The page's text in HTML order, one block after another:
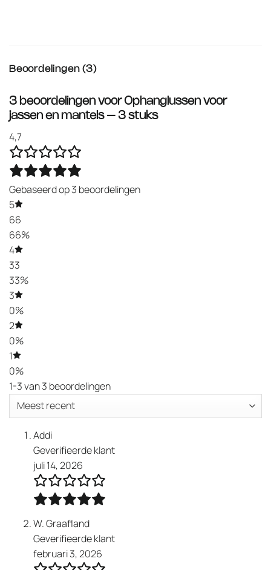
Beoordelingen (3)
3 beoordelingen voorOphanglussen voor
jassen en mantels – 3 stuks
4,7
Gebaseerd op 3 beoordelingen
5
66
66%
4
33
33%
3
0%
2
0%
1
0%
1-3 van 3 beoordelingen
Addi
Geverifieerde klant
juli 14, 2026
W. Graafland
Geverifieerde klant
februari 3, 2026